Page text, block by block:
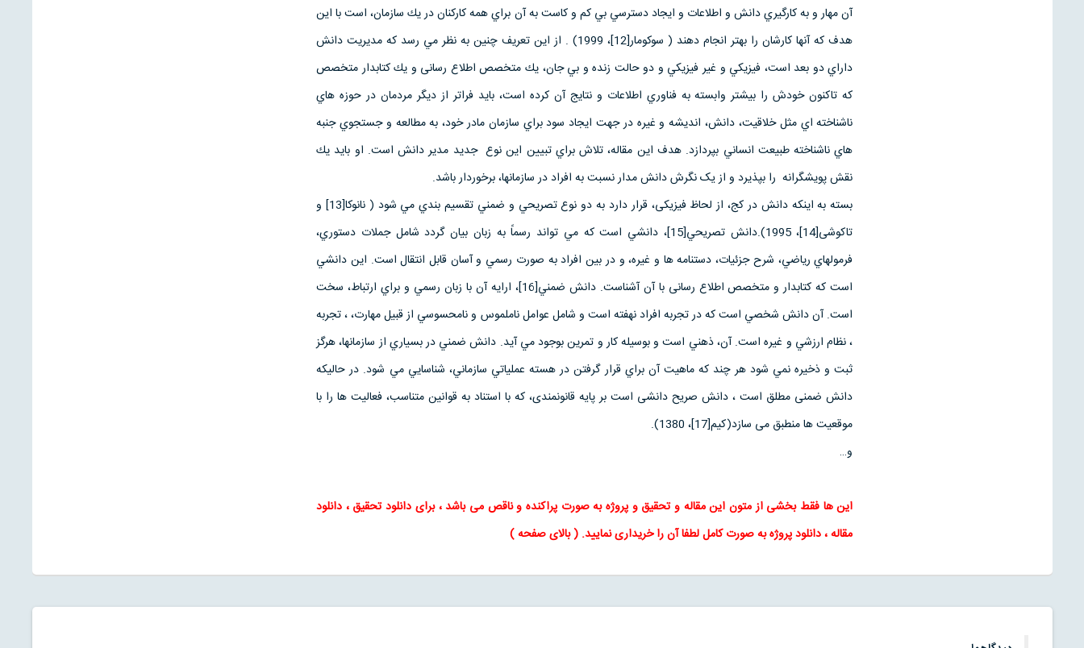
آن مهار و به كارگيري دانش و اطلاعات و ايجاد دسترسي بي كم و كاست به آن براي همه كاركنان در يك سازمان، است با این
هدف كه آنها كارشان را بهتر انجام دهند ( سوکومار[12]، 1999) . از اين تعريف چنين به نظر مي رسد كه مديريت دانش
داراي دو بعد است، فيزيكي و غير فيزيكي و دو حالت زنده و بي جان، يك متخصص اطلاع رسانی و يك كتابدار متخصص
كه تاكنون خودش را بيشتر وابسته به فناوري اطلاعات و نتايج آن كرده است، بايد فراتر از ديگر مردمان در حوزه هاي
ناشناخته اي مثل خلاقيت، دانش، انديشه و غيره در جهت ايجاد سود براي سازمان مادر خود، به مطالعه و جستجوي جنبه
هاي ناشناخته طبيعت انساني بپردازد. هدف اين مقاله، تلاش براي تبيين اين نوع جديد مدير دانش است. او بايد يك
نقش پويشگرانه را بپذيرد و از یک نگرش دانش مدار نسبت به افراد در سازمانها، برخوردار باشد.
بسته به اينكه دانش در كج، از لحاظ فیزیکی، قرار دارد به دو نوع تصريحي و ضمني تقسيم بندي مي شود ( نانوکا[13] و
تاکوشی[14]، 1995).دانش تصریحي[15]، دانشي است كه مي تواند رسماً به زبان بيان گردد شامل جملات دستوري،
فرمولهاي رياضي، شرح جزئيات، دستنامه ها و غيره، و در بين افراد به صورت رسمي و آسان قابل انتقال است. اين دانشي
است كه كتابدار و متخصص اطلاع رسانی با آن آشناست. دانش ضمني[16]، ارايه آن با زبان رسمي و براي ارتباط، سخت
است. آن دانش شخصي است كه در تجربه افراد نهفته است و شامل عوامل ناملموس و نامحسوسي از قبيل مهارت، ، تجربه
، نظام ارزشي و غيره است. آن، ذهني است و بوسيله كار و تمرين بوجود مي آيد. دانش ضمني در بسياري از سازمانها، هرگز
ثبت و ذخيره نمي شود هر چند كه ماهيت آن براي قرار گرفتن در هسته عملياتي سازماني، شناسايي مي شود. در حالیکه
دانش ضمنی مطلق است ، دانش صریح دانشی است بر پایه قانونمندی، که با استناد به قوانین متناسب، فعالیت ها را با
موقعیت ها منطبق می سازد(کیم[17]، 1380).
و…
این ها فقط بخشی از متون اینمقاله وتحقیق و پروژه به صورت پراکنده و ناقص می باشد ، برای دانلود تحقیق ، دانلود
مقاله، دانلود پروژه به صورت کامل لطفا آن را خریداری نمایید. (بالای صفحه)